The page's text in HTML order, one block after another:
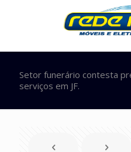
Setor funerário contesta
serviços em JF.